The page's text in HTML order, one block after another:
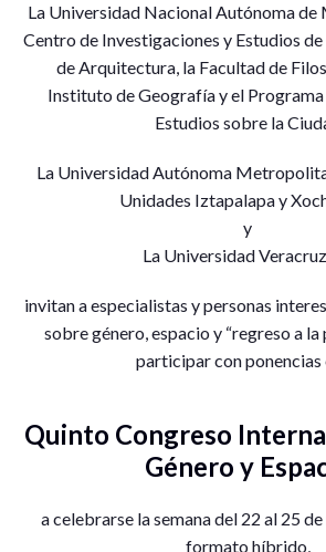
La Universidad Nacional Autónoma de
Centro de Investigaciones y Estudios
de Arquitectura, la Facultad de
Instituto de Geografía y el
Estudios sobre la
La Universidad Autónoma
Unidades Iztapalapa y
y
La Universidad
invitan a especialistas y personas
sobre género, espacio y “regreso a la
participar con ponencias
Quinto Congreso
Género y
a celebrarse la semana del 22 al 25
formato híbrido,